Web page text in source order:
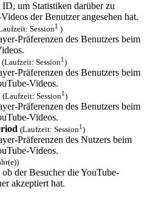
um Statistiken darüber zu
der Benutzer angesehen hat.
Session1 )
Präferenzen des Benutzers beim
(Laufzeit: Session1)
Präferenzen des Benutzers beim
Videos.
(Laufzeit: Session1)
Präferenzen des Benutzers beim
Videos.
(Laufzeit: Session1)
Präferenzen des Nutzers beim
Videos.
der Besucher die YouTube-
akzeptiert hat.